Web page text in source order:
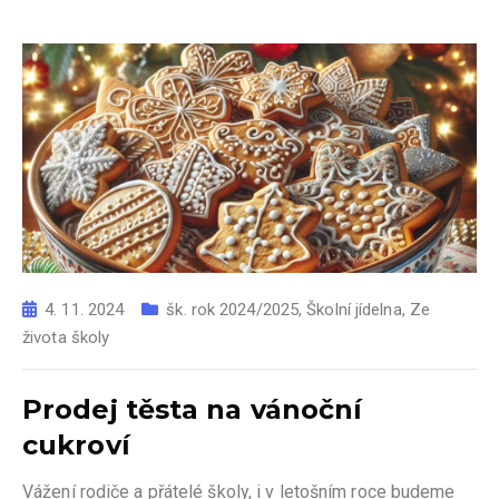
4. 11. 2024 šk. rok 2024/2025,Školní jídelna, Ze
života školy
Prodej těsta na vánoční
cukroví
Vážení rodiče a přátelé školy, i v letošním roce budeme